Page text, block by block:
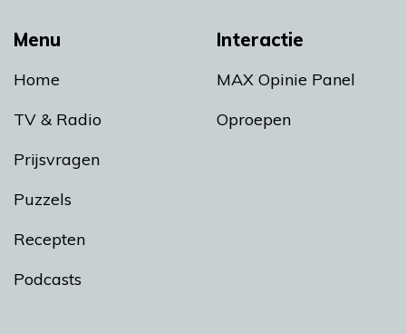
Menu
Home
TV & Radio
Prijsvragen
Puzzels
Recepten
Podcasts
Interactie
MAX Opinie Panel
Oproepen